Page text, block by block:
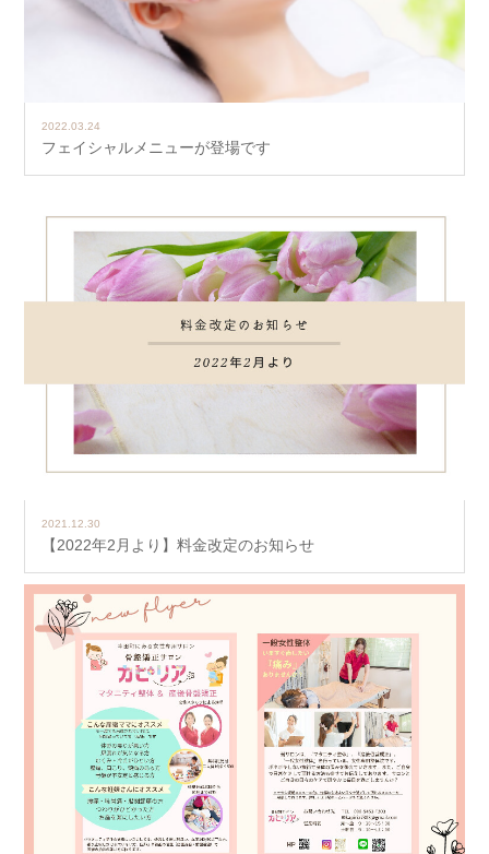
2022.03.24
フェイシャルメニューが登場です
2021.12.30
【2022年2月より】料金改定のお知らせ